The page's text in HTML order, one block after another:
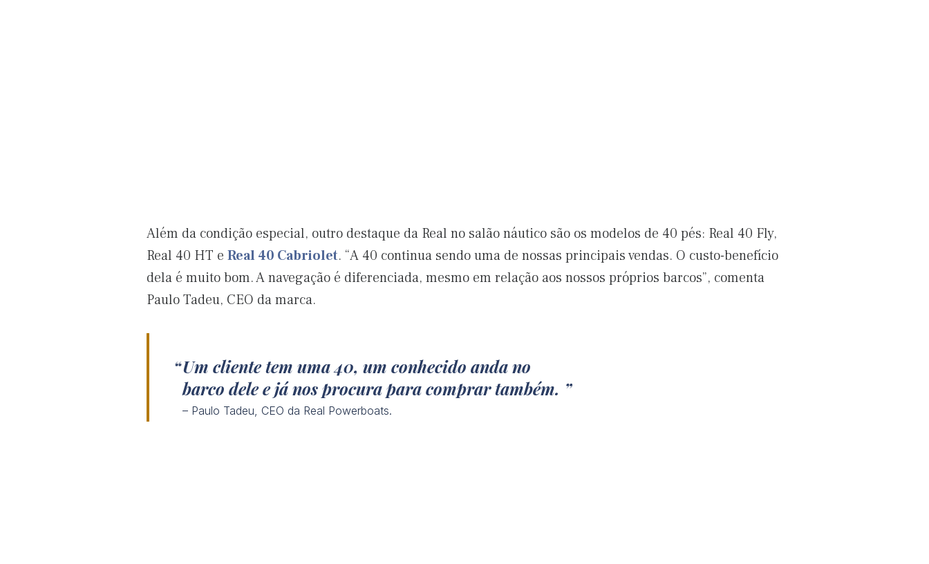
Além da condição especial, outro destaque da Real no salão náutico são os modelos de 40 pés: Real 40 Fly,
Real 40 HT e Real 40 Cabriolet. “A 40 continua sendo uma de nossas principais vendas. O custo-benefício
dela é muito bom. A navegação é diferenciada, mesmo em relação aos nossos próprios barcos”, comenta
Paulo Tadeu, CEO da marca.
Um cliente tem uma 40, um conhecido anda no
barco dele e já nos procura para comprar também.
– Paulo Tadeu, CEO da Real Powerboats.